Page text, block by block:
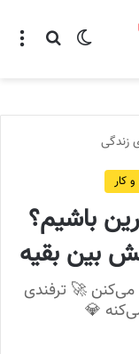
تغییر پوسته
زندگی
کار
باشیم؟
بین بقیه
🚀 ترفندی
💎